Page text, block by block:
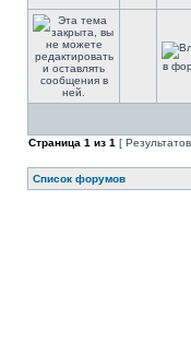
в
Страница 1 из 1 [
Список форумов